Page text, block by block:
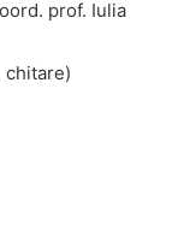
prof. Iulia
chitare)